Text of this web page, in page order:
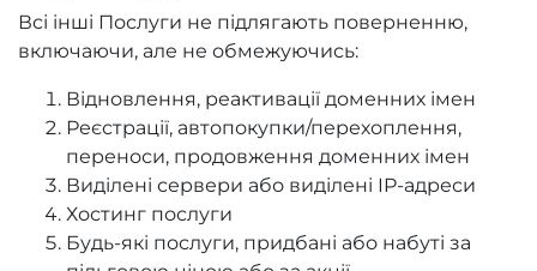
Всі інші Послуги не підлягають поверненню,
включаючи, але не обмежуючись:
Відновлення, реактивації доменних імен
Реєстрації, автопокупки/перехоплення,
переноси, продовження доменних імен
Виділені сервери або виділені IP-адреси
Хостинг послуги
Будь-які послуги, придбані або набуті за